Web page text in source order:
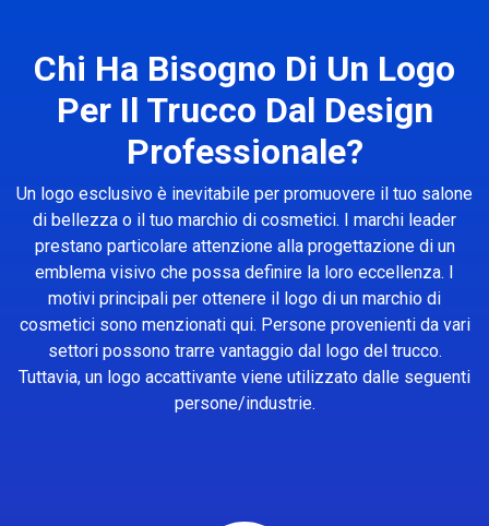
Chi Ha Bisogno Di Un Logo
Per Il Trucco Dal Design
Professionale?
Un logo esclusivo è inevitabile per promuovere il tuo salone
di bellezza o il tuo marchio di cosmetici. I marchi leader
prestano particolare attenzione alla progettazione di un
emblema visivo che possa definire la loro eccellenza. I
motivi principali per ottenere il logo di un marchio di
cosmetici sono menzionati qui. Persone provenienti da vari
settori possono trarre vantaggio dal logo del trucco.
Tuttavia, un logo accattivante viene utilizzato dalle seguenti
persone/industrie.